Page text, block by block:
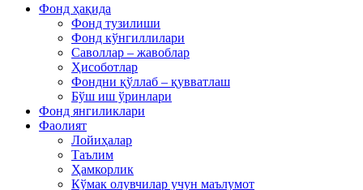
Фонд ҳақида
Фонд тузилиши
Фонд кўнгиллилари
Саволлар – жавоблар
Ҳисоботлар
Фондни қўллаб – қувватлаш
Бўш иш ўринлари
Фонд янгиликлари
Фаолият
Лойиҳалар
Таълим
Ҳамкорлик
Кўмак олувчилар учун маълумот